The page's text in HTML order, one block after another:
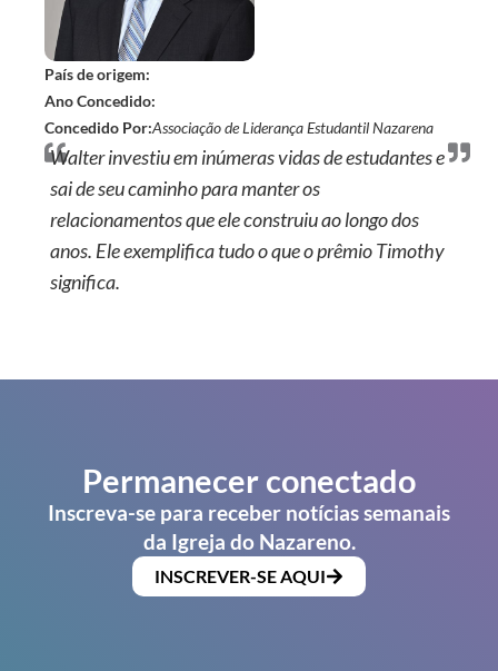
País de origem:
Ano Concedido:
Concedido Por:Associação de Liderança Estudantil Nazarena
Walter investiu em inúmeras vidas de estudantes e
sai de seu caminho para manter os
relacionamentos que ele construiu ao longo dos
anos. Ele exemplifica tudo o que o prêmio Timothy
significa.
Permanecer conectado
Inscreva-se para receber notícias semanais
da Igreja do Nazareno.
INSCREVER-SE AQUI